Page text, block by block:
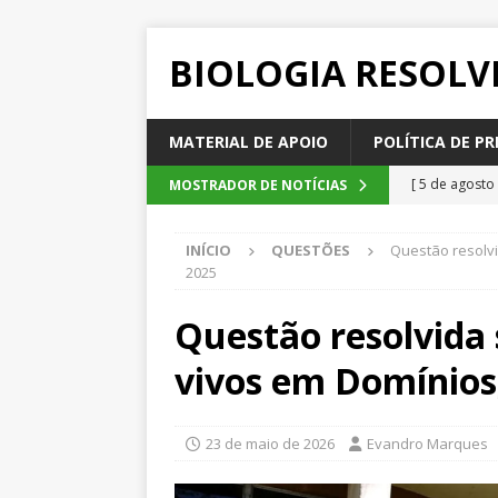
BIOLOGIA
MATERIAL DE APOIO POLÍTICA DE
MOSTRADOR DE NOTÍCIAS [ 5 de agosto
[ 4 de
[ 3 de
do cacau, da
[ 6 de
QUESTÕES
INÍCIO QUESTÕES
Questão
2025
Questão resolvida
vivos em
23 de maio de 2026 Evandro Marques